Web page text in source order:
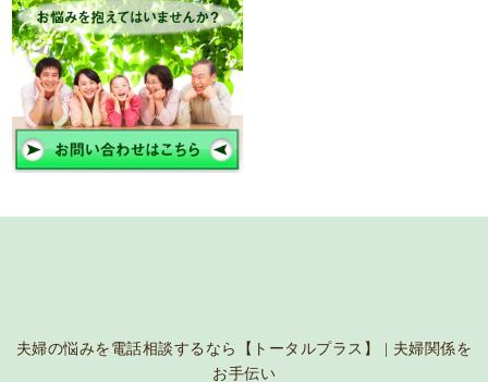
夫婦の悩みを電話相談するなら【トータルプラス】 | 夫婦関係を
お手伝い